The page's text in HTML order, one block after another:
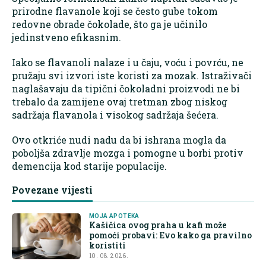
prirodne flavanole koji se često gube tokom
redovne obrade čokolade, što ga je učinilo
jedinstveno efikasnim.
Iako se flavanoli nalaze i u čaju, voću i povrću, ne
pružaju svi izvori iste koristi za mozak. Istraživači
naglašavaju da tipični čokoladni proizvodi ne bi
trebalo da zamijene ovaj tretman zbog niskog
sadržaja flavanola i visokog sadržaja šećera.
Ovo otkriće nudi nadu da bi ishrana mogla da
poboljša zdravlje mozga i pomogne u borbi protiv
demencija kod starije populacije.
Povezane vijesti
MOJA APOTEKA
Kašičica ovog praha u kafi može
pomoći probavi: Evo kako ga pravilno
koristiti
10. 08. 2026.